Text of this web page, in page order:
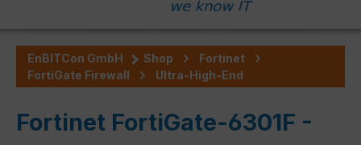
EnBITCon GmbH Shop
Fortinet
FortiGate Firewall
Ultra-High-End
Fortinet FortiGate-6301F -